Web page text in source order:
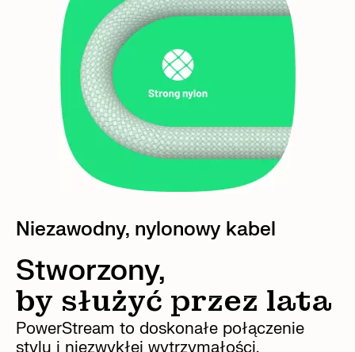
Niezawodny, nylonowy kabel
Stworzony,
by służyć przez lata
PowerStream to doskonałe połączenie
stylu i niezwykłej wytrzymałości.